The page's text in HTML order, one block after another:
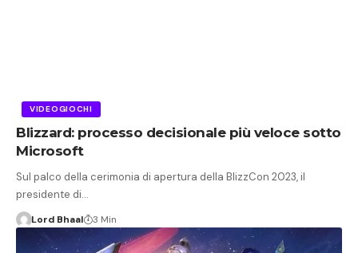
VIDEOGIOCHI
Blizzard: processo decisionale più veloce sotto
Microsoft
Sul palco della cerimonia di apertura della BlizzCon 2023, il
presidente di…
Lord Bhaal 3 Min